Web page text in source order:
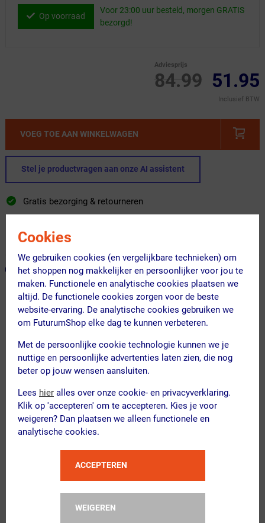
Cookies
We gebruiken cookies (en vergelijkbare technieken) om
het shoppen nog makkelijker en persoonlijker voor jou te
maken. Functionele en analytische cookies plaatsen we
altijd. De functionele cookies zorgen voor de beste
website-ervaring. De analytische cookies gebruiken we
om FuturumShop elke dag te kunnen verbeteren.
Met de persoonlijke cookie technologie kunnen we je
nuttige en persoonlijke advertenties laten zien, die nog
beter op jouw wensen aansluiten.
Lees hier alles over onze cookie- en privacyverklaring.
Klik op 'accepteren' om te accepteren. Kies je voor
weigeren? Dan plaatsen we alleen functionele en
analytische cookies.
ACCEPTEREN
WEIGEREN
Op voorraad
Voor 23:00 uur besteld, morgen GRATIS
bezorgd!
84.99
Adviesprijs
51.95
Inclusief BTW
VOEG TOE AAN WINKELWAGEN
Stel je productvragen aan onze AI assistent
Gratis bezorging & retourneren
365 dagen retourrecht
← Terug naar productnavigatie
ONZE AANBEVOLEN COMBINATIE
Pearl Izumi
Attack Fietsshirt Korte Mouwen Blau...
FYTS
Cool Ondershirt Mouwloos Wit
Dames
Flownatura